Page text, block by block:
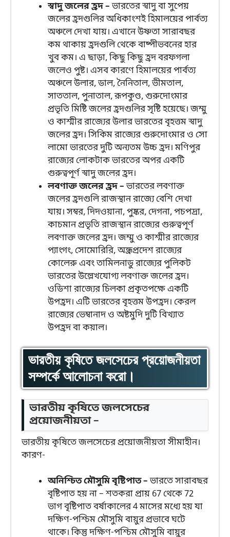
স্বাদু জলের হ্রদ –ভারতের স্বাদু বা সুপেয়
জলের হ্রদগুলির অধিকাংশই হিমালয়ের পার্বত্য
অঞ্চলে দেখা যায়। এখানে উষ্ণতা সারাবছর
কম থাকায় হ্রদগুলি থেকে বাষ্পীভবনের হার
খুব কম। এ ছাড়া, কিছু কিছু হ্রদ বরফগলা
জলেও পুষ্ট। এসব কারণে হিমালয়ের পার্বত্য
অঞ্চলে উলার, ডাল, নৈনিতাল, ভীমতাল,
সাততাল, পুনাতাল, রূপকুণ্ড, গুরুদোংমার
প্রভৃতি মিষ্টি জলের হ্রদগুলির সৃষ্টি হয়েছে। জম্মু
ও কাশ্মীর রাজ্যের উলার ভারতের বৃহত্তম স্বাদু
জলের হ্রদ। সিকিম রাজ্যের গুরুদোংমার ও সো
লামো ভারতের দুটি অন্যতম উচ্চ হ্রদ। মণিপুর
রাজ্যের লোকটাক ভারতের অপর একটি
গুরুত্বপূর্ণ স্বাদু জলের হ্রদ।
লবণাক্ত জলের হ্রদ –ভারতের লবণাক্ত
জলের হ্রদগুলি রাজস্থান রাজ্যে বেশি দেখা
যায়। সম্বর, দিদওয়ানা, পুষ্কর, দেগনা, পচপদ্রা,
কাচমান প্রভৃতি রাজস্থান রাজ্যের গুরুত্বপূর্ণ
লবণাক্ত জলের হ্রদ। জম্মু ও কাশ্মীর রাজ্যের
প্যাংগং, সোমোরিরি, অন্ধ্রপ্রদেশ রাজ্যের
কোলেরু এবং তামিলনাডু রাজ্যের পুলিকট
ভারতের উল্লেখযোগ্য লবণাক্ত জলের হ্রদ।
ওডিশা রাজ্যের চিলকা প্রকৃতপক্ষে একটি
উপহ্রদ। এটি ভারতের বৃহত্তম উপহ্রদ। কেরল
রাজ্যের ভেম্বানাদ ও অষ্টমুদি দুটি বিখ্যাত
উপহ্রদ বা কয়াল।
ভারতীয় কৃষিতে জলসেচের প্রয়োজনীয়তা
সম্পর্কে আলোচনা করো।
ভারতীয় কৃষিতে জলসেচের
প্রয়োজনীয়তা –
ভারতীয় কৃষিতে জলসেচের প্রয়োজনীয়তা সীমাহীন।
কারণ-
অনিশ্চিত মৌসুমি বৃষ্টিপাত –ভারতে সারাবছর
বৃষ্টিপাত হয় না – শতকরা প্রায় 67 থেকে 72
ভাগ বৃষ্টিপাত বর্ষাকালের 4 মাসের মধ্যে হয় যা
দক্ষিণ-পশ্চিম মৌসুমি বায়ুর প্রভাবে ঘটে
থাকে। কিন্তু দক্ষিণ-পশ্চিম মৌসুমি বায়ুর